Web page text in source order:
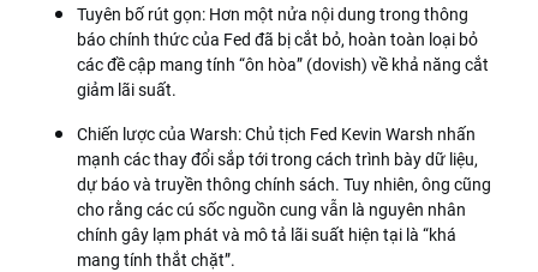
Tuyên bố rút gọn: Hơn một nửa nội dung trong thông
báo chính thức của Fed đã bị cắt bỏ, hoàn toàn loại bỏ
các đề cập mang tính “ôn hòa” (dovish) về khả năng cắt
giảm lãi suất.
Chiến lược của Warsh: Chủ tịch Fed Kevin Warsh nhấn
mạnh các thay đổi sắp tới trong cách trình bày dữ liệu,
dự báo và truyền thông chính sách. Tuy nhiên, ông cũng
cho rằng các cú sốc nguồn cung vẫn là nguyên nhân
chính gây lạm phát và mô tả lãi suất hiện tại là “khá
mang tính thắt chặt”.